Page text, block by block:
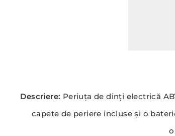
Descriere: Periuța de dinți electrică
capete de periere incluse și o